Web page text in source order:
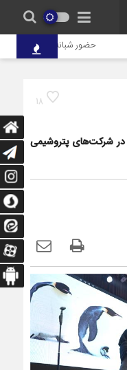
حضور شبانه‌روزی کارکنان
18
در شرکت‌های پتروشیمی